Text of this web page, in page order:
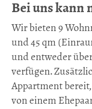
Bei uns kann
Wir bieten 9
und 45 qm
und entweder
verfügen.
Appartment
von einem